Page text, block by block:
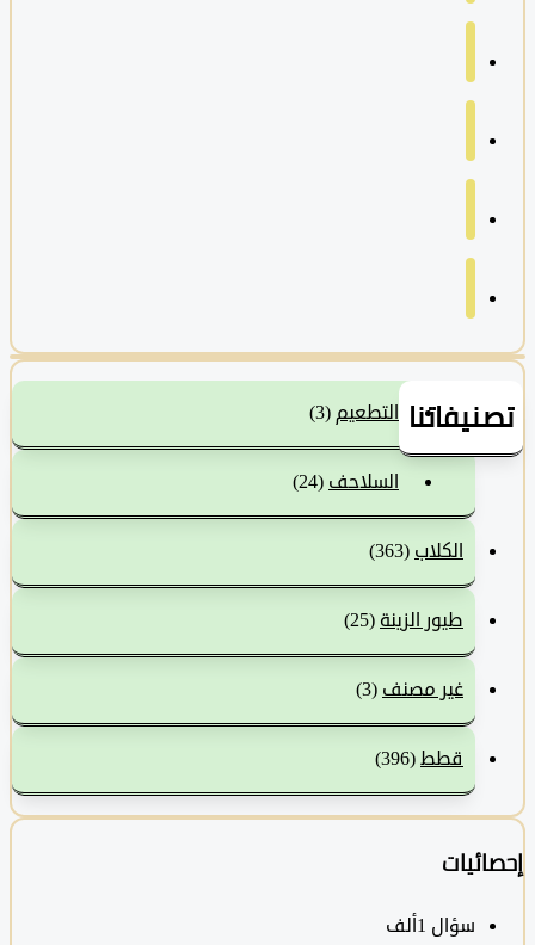
التطعيم(3)
السلاحف(24)
الكلاب(363)
طيور الزينة (25)
غير مصنف(3)
قطط (396)
سؤال1ألف